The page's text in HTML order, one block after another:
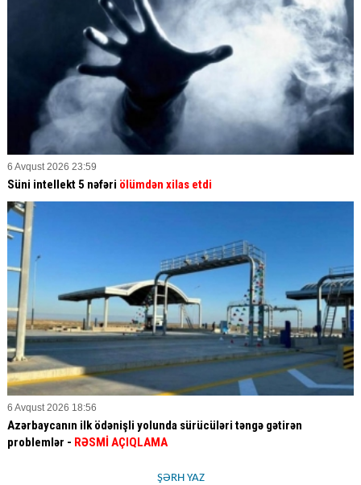
6 Avqust 2026 23:59
Süni intellekt 5 nəfəri ölümdən xilas etdi
6 Avqust 2026 18:56
Azərbaycanın ilk ödənişli yolunda sürücüləri təngə gətirən
problemlər - RƏSMİ AÇIQLAMA
ŞƏRH YAZ